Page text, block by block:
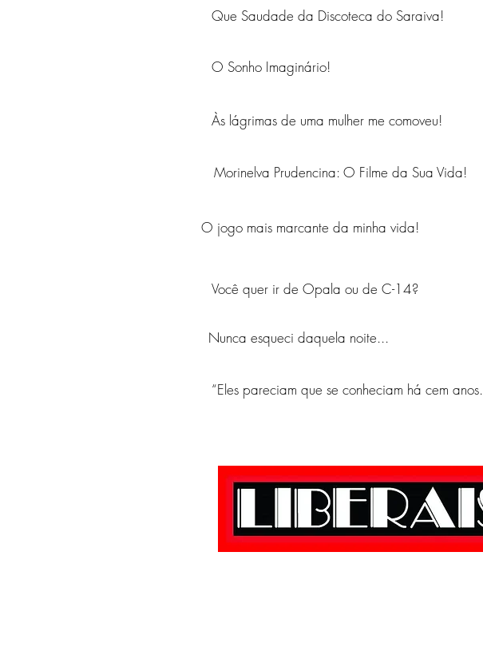
Que Saudade da Discoteca do Saraiva!
O Sonho Imaginário!
Às lágrimas de uma mulher me comoveu!
Morinelva Prudencina: O Filme da Sua Vida!
O jogo mais marcante da minha vida!
Você quer ir de Opala ou de C-14?
Nunca esqueci daquela noite...
“Eles pareciam que se conheciam há cem